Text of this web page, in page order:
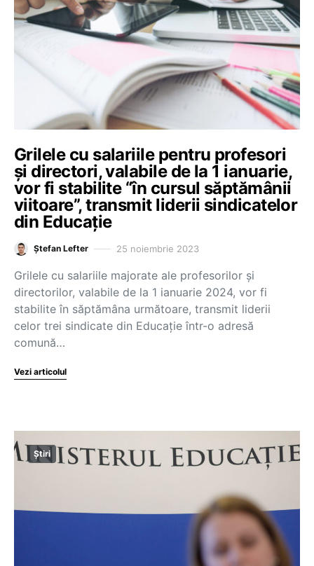
Grilele cu salariile pentru profesori
și directori, valabile de la 1 ianuarie,
vor fi stabilite “în cursul săptămânii
viitoare”, transmit liderii sindicatelor
din Educație
Ștefan Lefter 25 noiembrie 2023
Grilele cu salariile majorate ale profesorilor și
directorilor, valabile de la 1 ianuarie 2024, vor fi
stabilite în săptămâna următoare, transmit liderii
celor trei sindicate din Educație într-o adresă
comună…
Vezi articolul
Știri